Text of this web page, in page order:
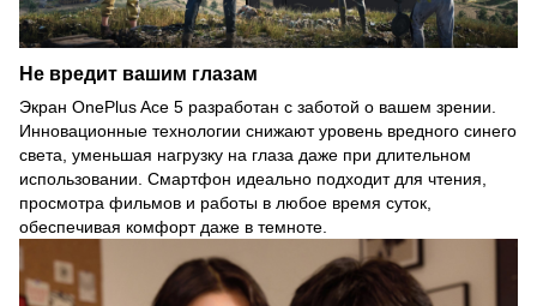
Не вредит вашим глазам
Экран OnePlus Ace 5 разработан с заботой о вашем зрении.
Инновационные технологии снижают уровень вредного синего
света, уменьшая нагрузку на глаза даже при длительном
использовании. Смартфон идеально подходит для чтения,
просмотра фильмов и работы в любое время суток,
обеспечивая комфорт даже в темноте.